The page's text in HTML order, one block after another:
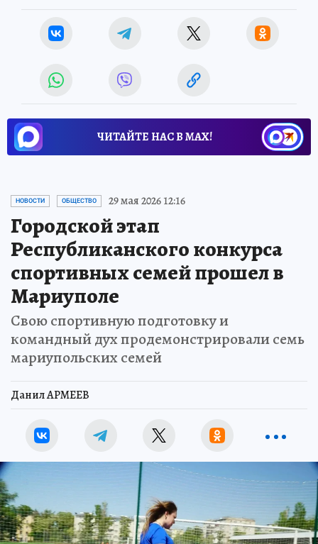
ЧИТАЙТЕ НАС В МАХ!
НОВОСТИ ОБЩЕСТВО 29 мая 2026 12:16
Городской этап
Республиканского конкурса
спортивных семей прошел в
Мариуполе
Свою спортивную подготовку и
командный дух продемонстрировали семь
мариупольских семей
Данил АРМЕЕВ